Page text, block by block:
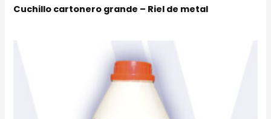
Cuchillo cartonero grande – Riel de metal